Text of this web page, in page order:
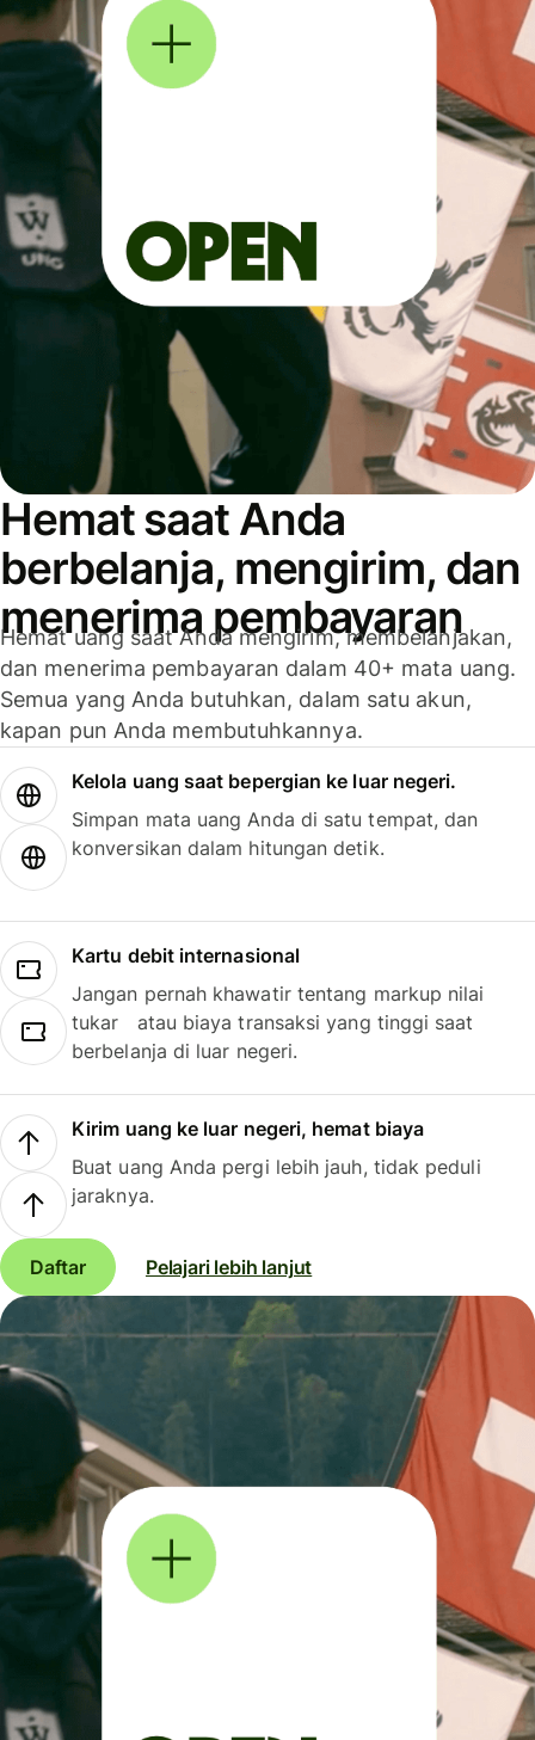
Hemat saat Anda
berbelanja, mengirim, dan
menerima pembayaran
Hemat uang saat Anda mengirim, membelanjakan,
dan menerima pembayaran dalam 40+ mata uang.
Semua yang Anda butuhkan, dalam satu akun,
kapan pun Anda membutuhkannya.
Kelola uang saat bepergian ke luar negeri.
Simpan mata uang Anda di satu tempat, dan
konversikan dalam hitungan detik.
Kartu debit internasional
Jangan pernah khawatir tentang markup nilai
tukar atau biaya transaksi yang tinggi saat
berbelanja di luar negeri.
Kirim uang ke luar negeri, hemat biaya
Buat uang Anda pergi lebih jauh, tidak peduli
jaraknya.
Daftar Pelajari lebih lanjut